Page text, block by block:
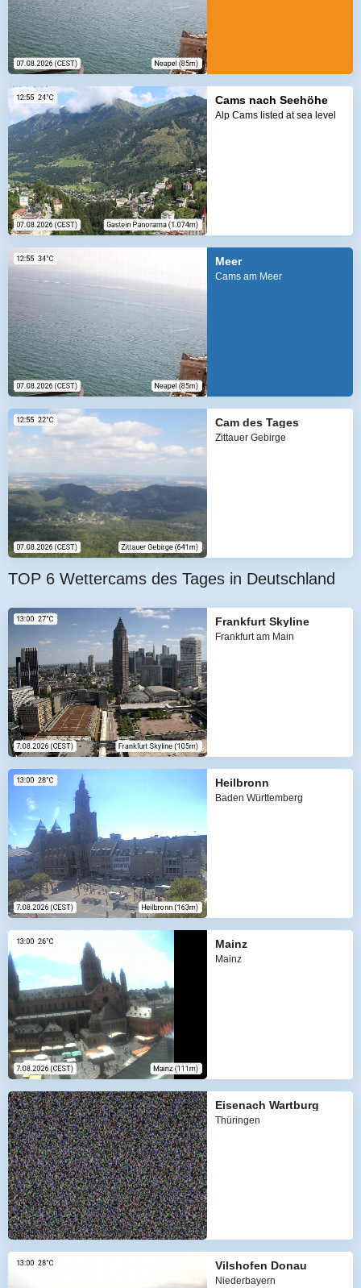
Cams nach Seehöhe
Alp Cams listed at sea level
Meer
Cams am Meer
Cam des Tages
Zittauer Gebirge
TOP 6 Wettercams des Tages in Deutschland
Frankfurt Skyline
Frankfurt am Main
Heilbronn
Baden Württemberg
Mainz
Mainz
Eisenach Wartburg
Thüringen
Vilshofen Donau
Niederbayern